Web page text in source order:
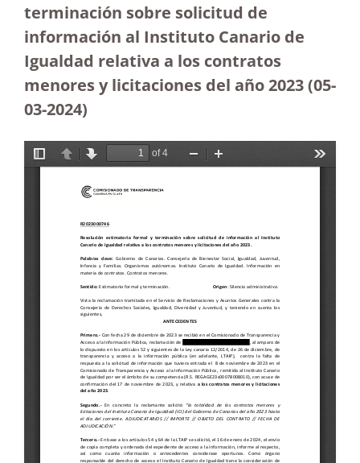
terminación sobre solicitud de
información al Instituto Canario de
Igualdad relativa a los contratos
menores y licitaciones del año 2023(05-
03-2024)